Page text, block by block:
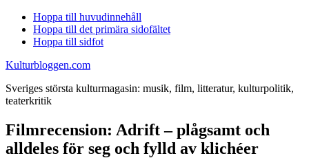
Hoppa till huvudinnehåll
Hoppa till det primära sidofältet
Hoppa till sidfot
Kulturbloggen.com
Sveriges största kulturmagasin: musik, film, litteratur, kulturpolitik,
teaterkritik
Filmrecension: Adrift – plågsamt och
alldeles för seg och fylld av klichéer